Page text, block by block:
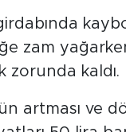
zam
zorunda kaldı.
artması ve